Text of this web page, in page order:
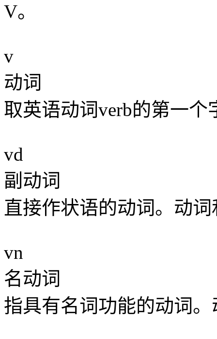
V。
v
动词
取英语动词verb的第一个
vd
副动词
直接作状语的动词。动
vn
名动词
指具有名词功能的动词